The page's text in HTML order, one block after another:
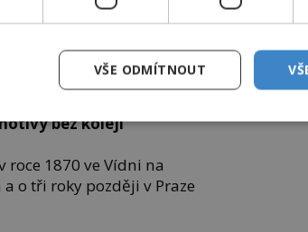
učitel i školní inspekci u maturit.
bez kolejí
roce 1870 ve Vídni na
o tři roky později v Praze
VŠE ODMÍTNOUT